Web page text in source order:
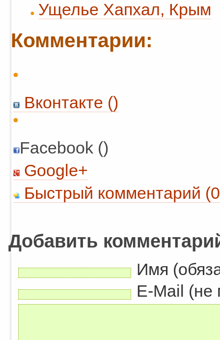
Ущелье Хапхал, Крым
Комментарии:
Вконтакте ()
Facebook ()
Google+
Быстрый комментарий
Добавить
Имя
E-Mail (не